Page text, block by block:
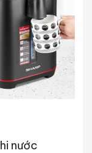
nước